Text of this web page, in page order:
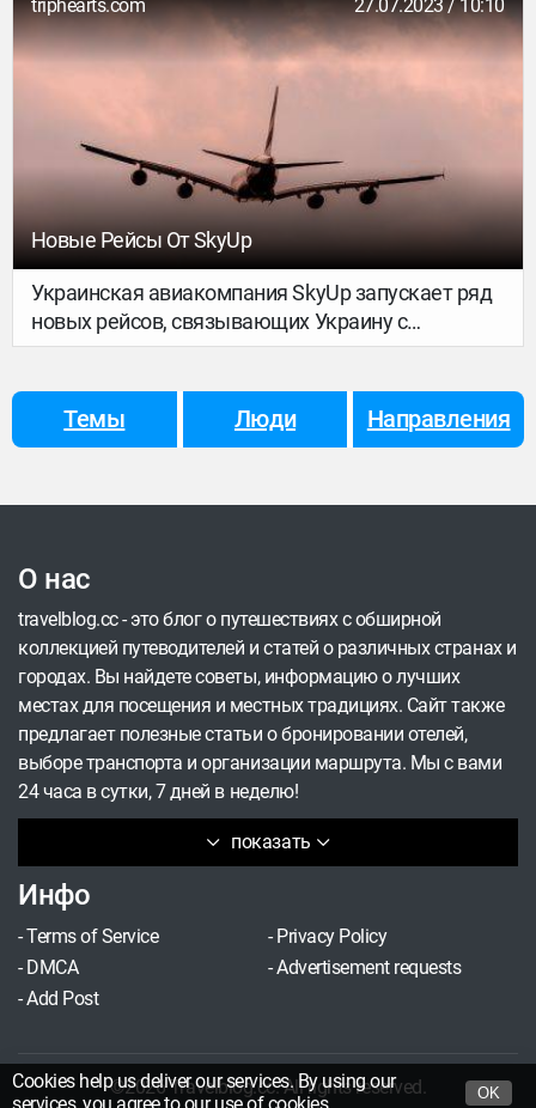
triphearts.com 27.07.2023 / 10:10
Новые Рейсы От SkyUp
Украинская авиакомпания SkyUp запускает ряд
новых рейсов, связывающих Украину с
некоторыми странами Европы.
Темы Люди Направления
О нас
показать
travelblog.cc - это блог о путешествиях с обширной
коллекцией путеводителей и статей о различных странах и
городах. Вы найдете советы, информацию о лучших
местах для посещения и местных традициях. Сайт также
предлагает полезные статьи о бронировании отелей,
выборе транспорта и организации маршрута. Мы с вами
24 часа в сутки, 7 дней в неделю!
Инфо
-Terms of Service - Privacy Policy
- DMCA -Advertisement requests
-Add Post
©2026 Travelblog.cc. All rights reserved.
Cookies help us deliver our services. By using our
OK